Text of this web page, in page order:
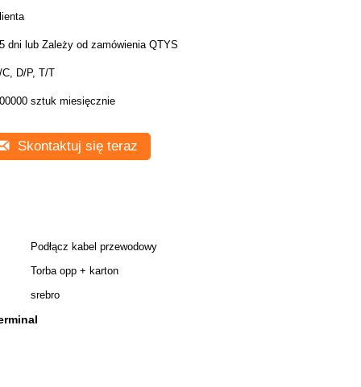
dni lub Zależy od zamówienia QTYS
C, D/P, T/T
sztuk miesięcznie
Skontaktuj się teraz
Podłącz kabel przewodowy
Torba opp + karton
srebro